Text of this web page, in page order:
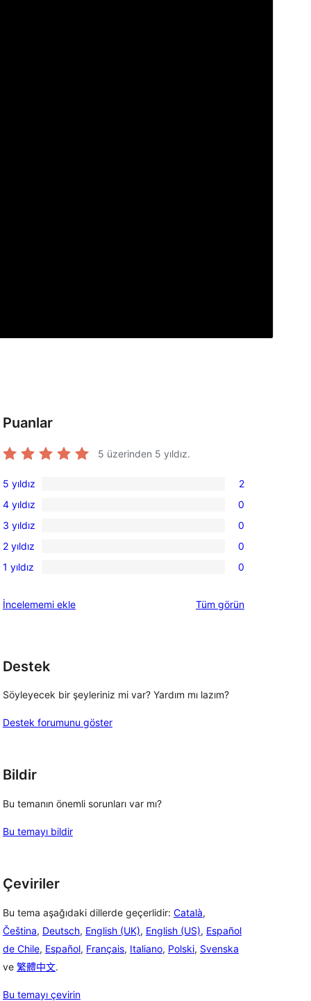
Puanlar
5 üzerinden 5 yıldız.
2
5
yıldızlı
inceleme
5 yıldız 2
0
4
yıldızlı
inceleme
4 yıldız 0
0
3
yıldızlı
3 yıldız 0
0
2
inceleme
2 yıldız 0
0
yıldızlı
1 yıldız 0
İncelememi ekle Tüm değerlendirmeleri
görün
Destek
Söyleyecek bir şeyleriniz mi var? Yardım mı lazım?
Destek forumunu göster
Bildir
Bu temanın önemli sorunları var mı?
Bu temayı bildir
Çeviriler
Bu tema aşağıdaki dillerde geçerlidir: Català,
Čeština, Deutsch, English (UK), English (US), Español
de Chile, Español, Français, Italiano, Polski, Svenska
ve 繁體中文.
Bu temayı çevirin